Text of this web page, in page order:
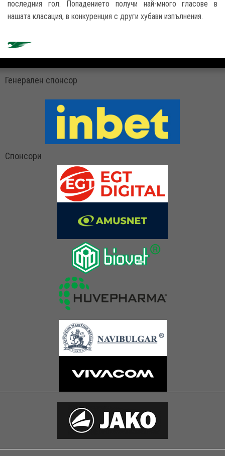
последния гол. Попадението получи най-много гласове в
нашата класация, в конкуренция с други хубави изпълнения.
Генерален спонсор
Спонсори